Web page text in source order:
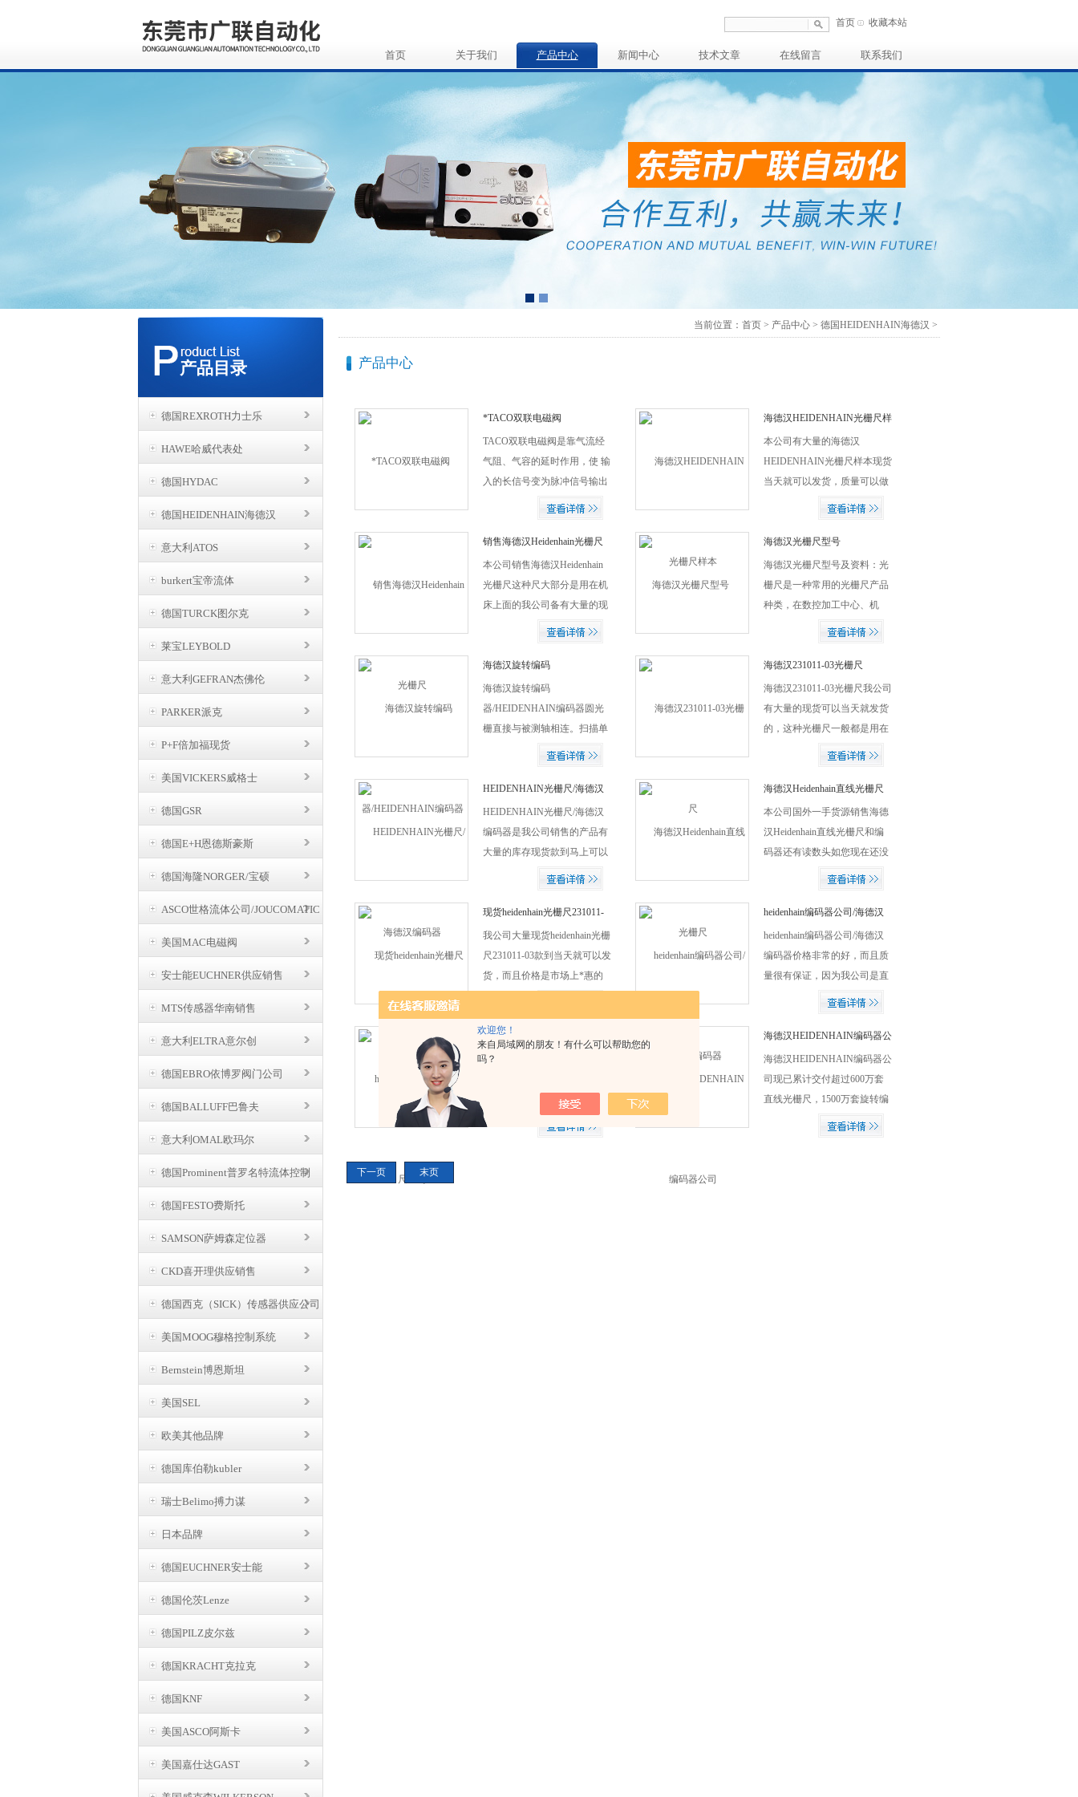
欢迎您！
来自局域网的朋友！有什么可以帮助您的
吗？
首页 收藏本站
首页 关于我们 产品中心 新闻中心 技术文章 在线留言 联系我们
产品目录
德国REXROTH力士乐
HAWE哈威代表处
德国HYDAC
德国HEIDENHAIN海德汉
意大利ATOS
burkert宝帝流体
德国TURCK图尔克
莱宝LEYBOLD
意大利GEFRAN杰佛伦
PARKER派克
P+F倍加福现货
美国VICKERS威格士
德国GSR
德国E+H恩德斯豪斯
德国海隆NORGER/宝硕
BUSCHJOST
ASCO世格流体公司/JOUCOMATIC
美国MAC电磁阀
安士能EUCHNER供应销售
MTS传感器华南销售
意大利ELTRA意尔创
德国EBRO依博罗阀门公司
德国BALLUFF巴鲁夫
意大利OMAL欧玛尔
德国Prominent普罗名特流体控制
德国FESTO费斯托
SAMSON萨姆森定位器
CKD喜开理供应销售
德国西克（SICK）传感器供应公司
美国MOOG穆格控制系统
Bernstein博恩斯坦
美国SEL
欧美其他品牌
德国库伯勒kubler
瑞士Belimo搏力谋
日本品牌
德国EUCHNER安士能
德国伦茨Lenze
德国PILZ皮尔兹
德国KRACHT克拉克
德国KNF
美国ASCO阿斯卡
美国嘉仕达GAST
当前位置：首页 > 产品中心 > 德国HEIDENHAIN海德汉 >
产品中心
*TACO双联电磁阀
TACO双联电磁阀是靠气流经
气阻、气容的延时作用，使 输
入的长信号变为脉冲信号输出
的阀。 工作气压：0.15~0.8
秒。
海德汉HEIDENHAIN光栅尺样
本
本公司有大量的海德汉
HEIDENHAIN光栅尺样本现货
当天就可以发货，质量可以做
到假一赔十，欢迎新老客户前
销售海德汉Heidenhain光栅尺
本公司销售海德汉Heidenhain
光栅尺这种尺大部分是用在机
床上面的我公司备有大量的现
货当天就可以发货，产品质量
海德汉光栅尺型号
海德汉光栅尺型号及资料：光
栅尺是一种常用的光栅尺产品
种类，在数控加工中心、机
床、自动卸货机、机器人、自
应用。
海德汉旋转编码
器/HEIDENHAIN编码器
海德汉旋转编码
器/HEIDENHAIN编码器圆光
栅直接与被测轴相连。扫描单
元通过滚珠轴承安装在轴上，
行角加速度时，定子联轴器必
须只吸收轴承摩擦力所导致的
牛矩，因此它能Z大限度地降
低静态和动态测量误差。
海德汉231011-03光栅尺
海德汉231011-03光栅尺我公司
有大量的现货可以当天就发货
的，这种光栅尺一般都是用在
机床上面的比较多，如您有需
HEIDENHAIN光栅尺/海德汉
编码器
HEIDENHAIN光栅尺/海德汉
编码器是我公司销售的产品有
大量的库存现货款到马上可以
发货的，而且价格非常的好因
海德汉Heidenhain直线光栅尺
本公司国外一手货源销售海德
汉Heidenhain直线光栅尺和编
码器还有读数头如您现在还没
有选择更好的供应商请找我们
现货heidenhain光栅尺231011-
03
我公司大量现货heidenhain光栅
尺231011-03款到当天就可以发
货，而且价格是市场上*惠的
heidenhain编码器公司/海德汉
编码器
heidenhain编码器公司/海德汉
编码器价格非常的好，而且质
量很有保证，因为我公司是直
接国外厂家采购的，如您有需
heidenhain海德汉光栅尺ID号
如您需要询价，请提供
个是产品的号码来的，这样的
话才能更快更准确的报价和订
海德汉HEIDENHAIN编码器公
司
海德汉HEIDENHAIN编码器公
司现已累计交付超过600万套
直线光栅尺，1500万套旋转编
码器和角度编码器，500,000台
下一页
末页